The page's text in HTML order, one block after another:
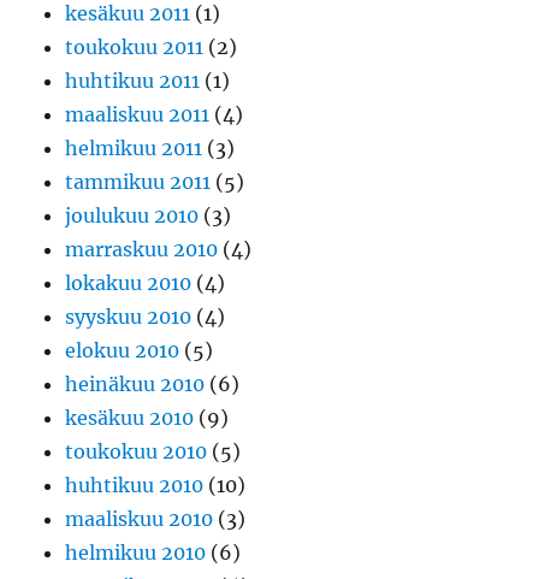
kesäkuu 2011 (1)
toukokuu 2011 (2)
huhtikuu 2011 (1)
maaliskuu 2011 (4)
helmikuu 2011 (3)
tammikuu 2011 (5)
joulukuu 2010 (3)
marraskuu 2010 (4)
lokakuu 2010 (4)
syyskuu 2010 (4)
elokuu 2010 (5)
heinäkuu 2010 (6)
kesäkuu 2010 (9)
toukokuu 2010 (5)
huhtikuu 2010 (10)
maaliskuu 2010 (3)
helmikuu 2010 (6)